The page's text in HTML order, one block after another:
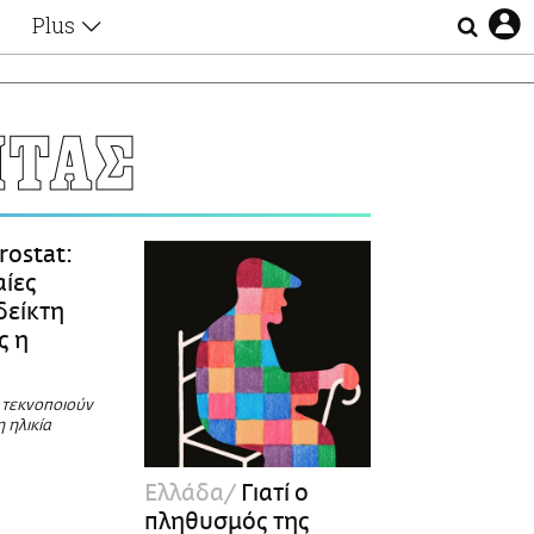
Plus
Αφιερώματα
Ζώδια
Οι Αθηναίοι
Απώλειες
Lgbtqi+
η
Ελλάδα Γιατί ο
πληθυσμός της